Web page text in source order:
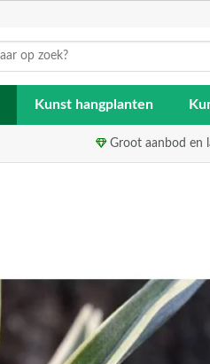
Kunst hangplanten
Groot aanbod en